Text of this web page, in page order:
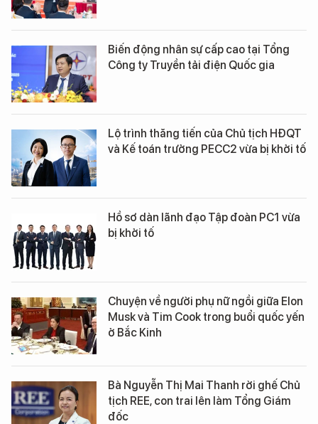
Biến động nhân sự cấp cao tại Tổng
Công ty Truyền tải điện Quốc gia
Lộ trình thăng tiến của Chủ tịch HĐQT
và Kế toán trưởng PECC2 vừa bị khởi tố
Hồ sơ dàn lãnh đạo Tập đoàn PC1 vừa
bị khởi tố
Chuyện về người phụ nữ ngồi giữa Elon
Musk và Tim Cook trong buổi quốc yến
ở Bắc Kinh
Bà Nguyễn Thị Mai Thanh rời ghế Chủ
tịch REE, con trai lên làm Tổng Giám
đốc